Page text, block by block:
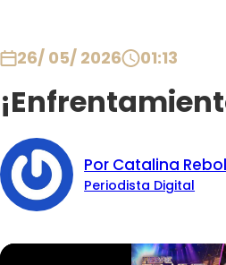
26/ 05/ 2026 01:13
Por Catalina
Periodista Digital